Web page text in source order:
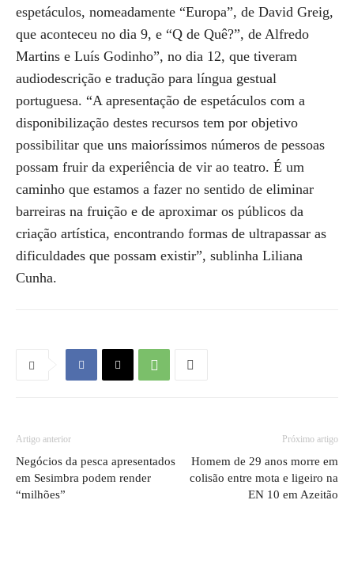
espetáculos, nomeadamente “Europa”, de David Greig,
que aconteceu no dia 9, e “Q de Quê?”, de Alfredo
Martins e Luís Godinho”, no dia 12, que tiveram
audiodescrição e tradução para língua gestual
portuguesa. “A apresentação de espetáculos com a
disponibilização destes recursos tem por objetivo
possibilitar que uns maioríssimos números de pessoas
possam fruir da experiência de vir ao teatro. É um
caminho que estamos a fazer no sentido de eliminar
barreiras na fruição e de aproximar os públicos da
criação artística, encontrando formas de ultrapassar as
dificuldades que possam existir”, sublinha Liliana
Cunha.
Artigo anterior
Negócios da pesca apresentados
em Sesimbra podem render
“milhões”
Próximo artigo
Homem de 29 anos morre em
colisão entre mota e ligeiro na
EN 10 em Azeitão